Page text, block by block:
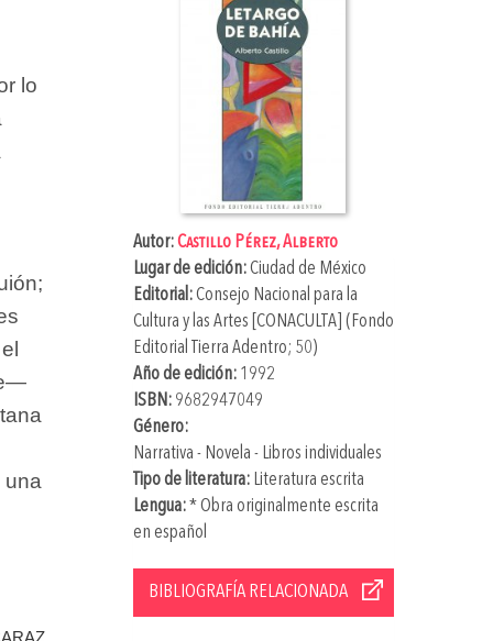
Autor:Castillo Pérez, Alberto
Lugar de edición:Ciudad de México
Editorial:Consejo Nacional para la
Cultura y las Artes [CONACULTA] (Fondo
Editorial Tierra Adentro; 50)
Año de edición:1992
ISBN: 9682947049
Género:
Narrativa - Novela - Libros individuales
Tipo de literatura:Literatura escrita
Lengua:* Obra originalmente escrita
en español
BIBLIOGRAFÍA RELACIONADA
lo
una